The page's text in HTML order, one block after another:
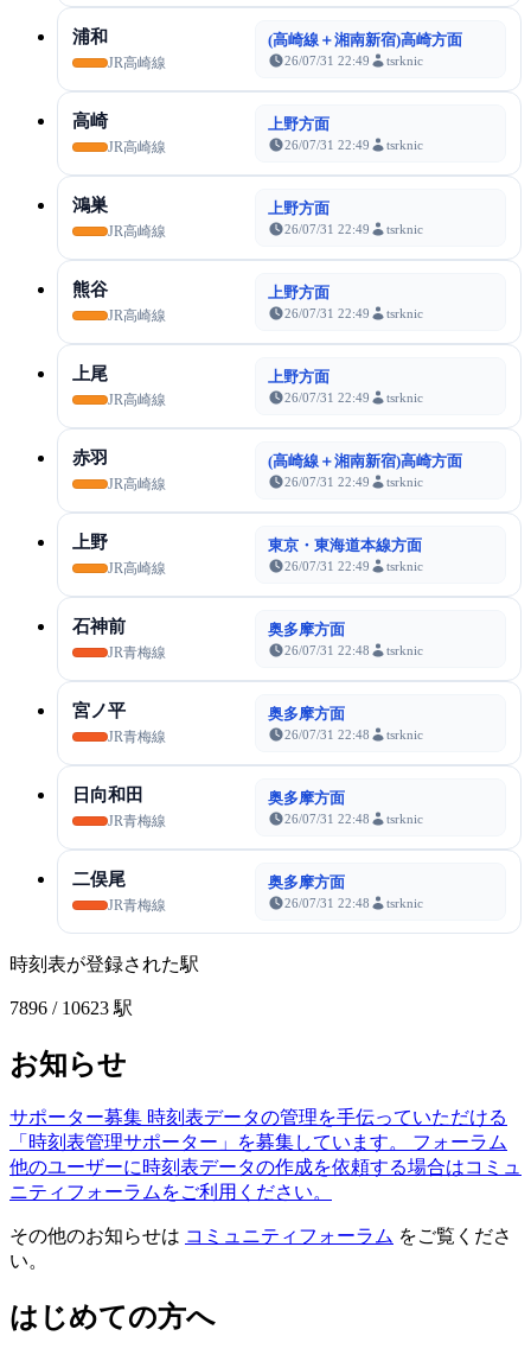
浦和
JR高崎線
(高崎線＋湘南新宿)高崎方面
26/07/31 22:49 tsrknic
高崎
JR高崎線
上野方面
26/07/31 22:49 tsrknic
鴻巣
JR高崎線
上野方面
26/07/31 22:49 tsrknic
熊谷
JR高崎線
上野方面
26/07/31 22:49 tsrknic
上尾
JR高崎線
上野方面
26/07/31 22:49 tsrknic
赤羽
JR高崎線
(高崎線＋湘南新宿)高崎方面
26/07/31 22:49 tsrknic
上野
JR高崎線
東京・東海道本線方面
26/07/31 22:49 tsrknic
石神前
JR青梅線
奥多摩方面
26/07/31 22:48 tsrknic
宮ノ平
JR青梅線
奥多摩方面
26/07/31 22:48 tsrknic
日向和田
JR青梅線
奥多摩方面
26/07/31 22:48 tsrknic
二俣尾
JR青梅線
奥多摩方面
26/07/31 22:48 tsrknic
時刻表が登録された駅
7896 / 10623 駅
お知らせ
サポーター募集 時刻表データの管理を手伝っていただける
「時刻表管理サポーター」を募集しています。
フォーラム
他のユーザーに時刻表データの作成を依頼する場合はコミュ
ニティフォーラムをご利用ください。
その他のお知らせは コミュニティフォーラム をご覧くださ
い。
はじめての方へ